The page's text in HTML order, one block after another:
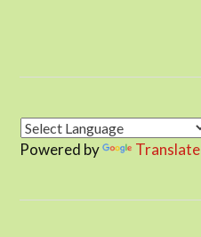
Powered by Translate